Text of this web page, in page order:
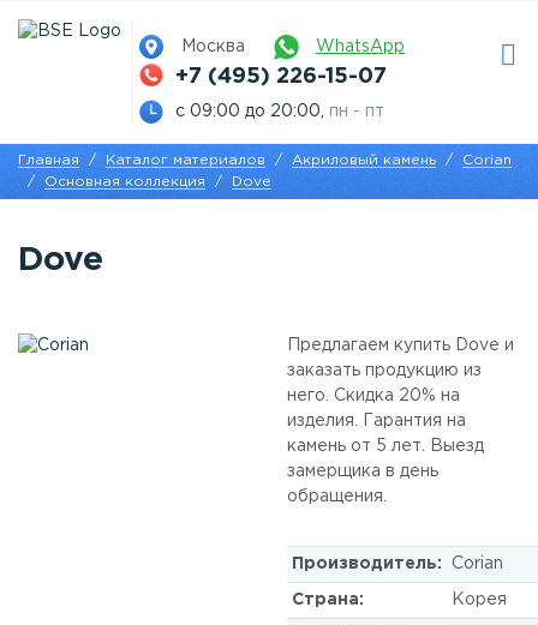
Москва WhatsApp
+7 (495) 226-15-07
с 09:00 до 20:00, пн - пт
Главная Каталог материалов Акриловый камень
Corian
Основная коллекция
Dove
Dove
Предлагаем купить Dove и
заказать продукцию из
него. Скидка 20% на
изделия. Гарантия на
камень от 5 лет. Выезд
замерщика в день
обращения.
Производитель: Corian
Страна: Корея